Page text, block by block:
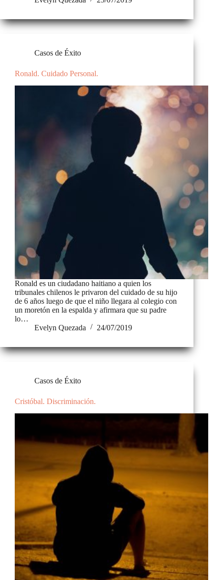
Casos de Éxito
Ronald. Cuidado Personal.
Ronald es un ciudadano haitiano a quien los
tribunales chilenos le privaron del cuidado de su hijo
de 6 años luego de que el niño llegara al colegio con
un moretón en la espalda y afirmara que su padre
lo…
Evelyn Quezada
24/07/2019
Casos de Éxito
Cristóbal. Discriminación.